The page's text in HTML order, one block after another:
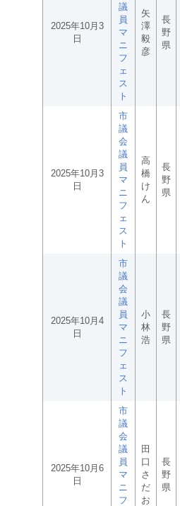
2025年10月3
日
議
員
マ
ニ
フ
ェ
ス
ト
矢
澤
毅
彦
長
野
県
2025年10月3
日
市
議
会
議
員
マ
ニ
フ
ェ
ス
ト
高
橋
け
ん
長
野
県
2025年10月4
日
市
議
会
議
員
マ
ニ
フ
ェ
ス
ト
小
林
浩
長
野
県
2025年10月6
日
市
議
会
議
員
マ
ニ
フ
田
口
さ
だ
お
長
野
県